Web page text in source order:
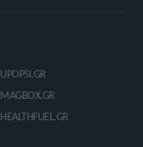
UPOPSI.GR
MAGBOX.GR
HEALTHFUEL.GR